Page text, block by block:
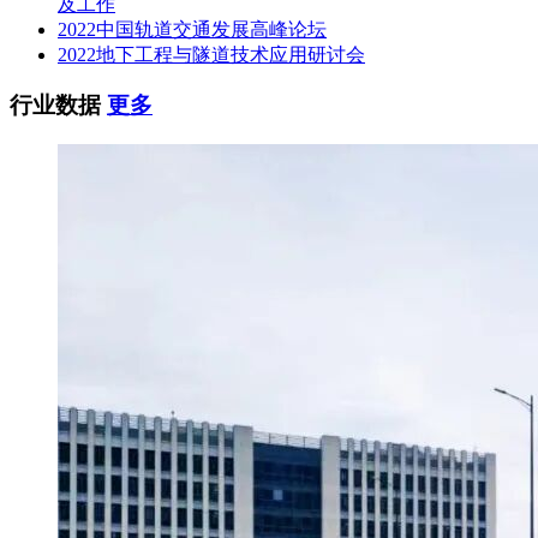
2022中国轨道交通发展高峰论坛
2022地下工程与隧道技术应用研讨会
行业数据更多